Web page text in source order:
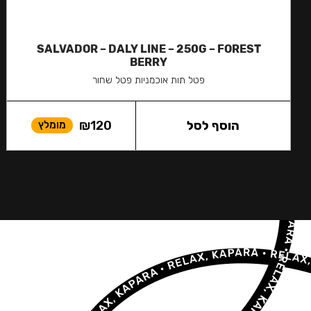
SALVADOR – DALY LINE – 250G – FOREST
BERRY
פטל תות אוכמניות פטל שחור
₪120 מומלץ הוסף לסל